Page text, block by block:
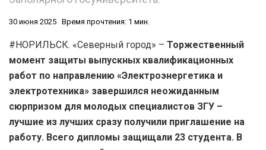
30 июня 2025 Время прочтения: 1 мин.
#НОРИЛЬСК. «Северный город» – Торжественный
момент защиты выпускных квалификационных
работ по направлению «Электроэнергетика и
электротехника» завершился неожиданным
сюрпризом для молодых специалистов ЗГУ –
лучшие из лучших сразу получили приглашение на
работу. Всего дипломы защищали 23 студента. В